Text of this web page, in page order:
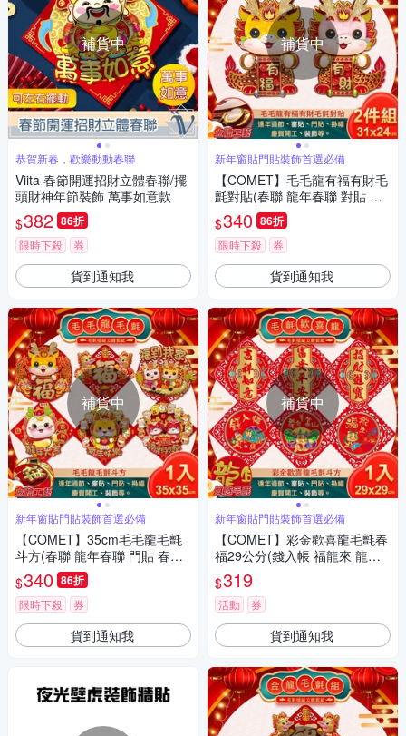
補貨中
恭賀新春，歡樂動動春聯
Viita 春節開運招財立體春聯/擺
頭財神年節裝飾 萬事如意款
$382 86折
限時下殺 券
貨到通知我
補貨中
新年窗貼門貼裝飾首選必備
【COMET】35cm毛毛龍毛氈
斗方(春聯 龍年春聯 門貼 春聯
門貼 龍年門貼/WPZC41)
$340 86折
限時下殺 券
貨到通知我
補貨中
新年窗貼門貼裝飾首選必備
【COMET】毛毛龍有福有財毛
氈對貼(春聯 龍年春聯 對貼 春
聯對貼 龍年對貼/ZC4157)
$340 86折
限時下殺 券
貨到通知我
補貨中
新年窗貼門貼裝飾首選必備
【COMET】彩金歡喜龍毛氈春
福29公分(錢入帳 福龍來 龍年
有靠山 招財進寶 富貴平安 吉祥
如意/NYL0201-7)
$319
活動 券
貨到通知我